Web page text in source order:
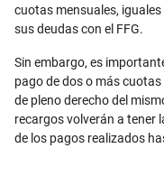
cuotas mensuales,
sus deudas con el FFG.
Sin embargo, es
pago de dos o más
de pleno derecho del
recargos volverán a tener
de los pagos realizados